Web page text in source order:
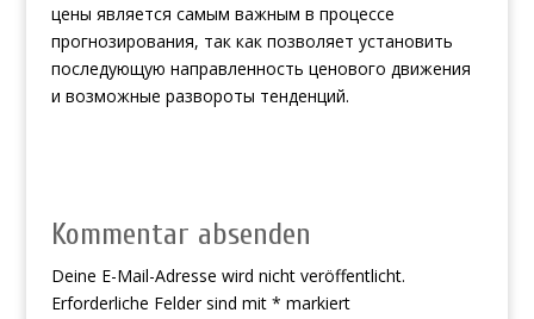
цены является самым важным в процессе
прогнозирования, так как позволяет установить
последующую направленность ценового движения
и возможные развороты тенденций.
Kommentar absenden
Deine E-Mail-Adresse wird nicht veröffentlicht.
Erforderliche Felder sind mit * markiert